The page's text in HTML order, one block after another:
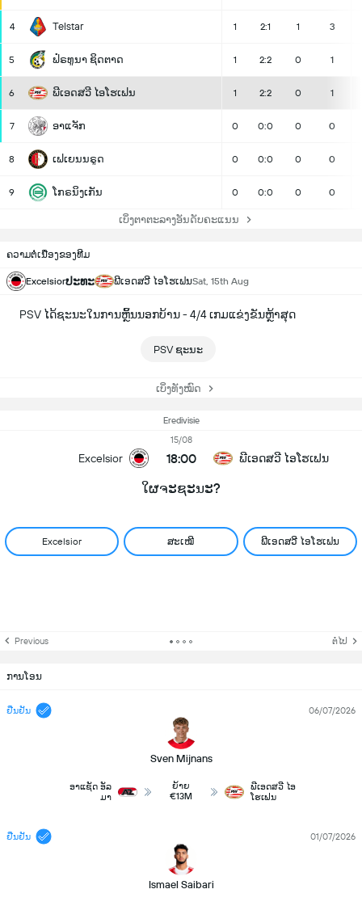
4 Telstar 1 2:1 1 3
5 ຟໍຣທູນາ ຊິດຕາດ 1 2:2 0 1
6 ພີເອດສວີ ໄອໂຮເຟນ 1 2:2 0 1
7 ອາແຈັກ 0 0:0 0 0
8 ເຟເຍນນຣູດ 0 0:0 0 0
9 ໂກຣນິງເກັນ 0 0:0 0 0
ເບິ່ງຕາຕະລາງອັນດັບຄະແນນ
ຄວາມຕໍ່ເນື່ອງຂອງທີມ
Excelsiorປະທະ ພີເອດສວີ ໄອໂຮເຟນSat, 15th Aug
PSV ໄດ້ຊະນະໃນການຫຼິ້ນນອກບ້ານ - 4/4 ເກມແຂ່ງຂັນຫຼ້າສຸດ
PSV ຊະນະ
ເບິ່ງທັງໝົດ
Eredivisie
Excelsior
15/08
18:00 ພີເອດສວີ ໄອໂຮເຟນ
ໃຜຈະຊະນະ?
Excelsior ສະເໝີ ພີເອດສວີ ໄອໂຮເຟນ
Previous ຕໍ່ໄປ
ການໂອນ
ຢືນຢັນ
Sven Mijnans
06/07/2026
ອາແຊັດ ອັລ
ມາ
ຍ້າຍ
€13M
ພີເອດສວີ ໄອ
ໂຮເຟນ
ຢືນຢັນ
Ismael Saibari
01/07/2026